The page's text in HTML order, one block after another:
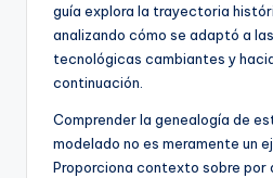
&
D
it
guía explora la trayectoria
analizando cómo se adaptó a
tecnológicas cambiantes y
continuación.
Comprender la genealogía de
modelado no es meramente un
Proporciona contexto sobre por